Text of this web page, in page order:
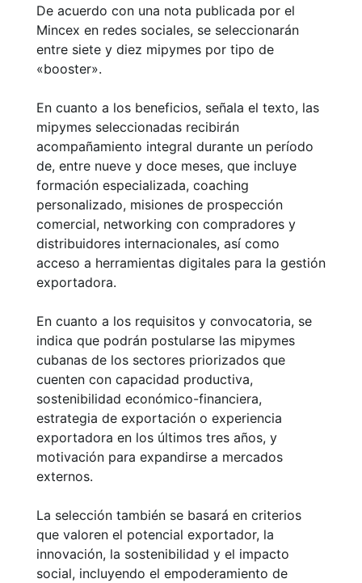
De acuerdo con una nota publicada por el
Mincex en redes sociales, se seleccionarán
entre siete y diez mipymes por tipo de
«booster».
En cuanto a los beneficios, señala el texto, las
mipymes seleccionadas recibirán
acompañamiento integral durante un período
de, entre nueve y doce meses, que incluye
formación especializada, coaching
personalizado, misiones de prospección
comercial, networking con compradores y
distribuidores internacionales, así como
acceso a herramientas digitales para la gestión
exportadora.
En cuanto a los requisitos y convocatoria, se
indica que podrán postularse las mipymes
cubanas de los sectores priorizados que
cuenten con capacidad productiva,
sostenibilidad económico-financiera,
estrategia de exportación o experiencia
exportadora en los últimos tres años, y
motivación para expandirse a mercados
externos.
La selección también se basará en criterios
que valoren el potencial exportador, la
innovación, la sostenibilidad y el impacto
social, incluyendo el empoderamiento de